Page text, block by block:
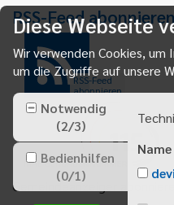
RSS-Feed
RSS-Feed
abonnieren
Gemeindeanzeiger abonnieren
Diese Webseite
Wir verwenden Cookies, um
um die Zugriffe auf unsere
Notwendig
(2/3)
Bedienhilfen
(0/1)
Name